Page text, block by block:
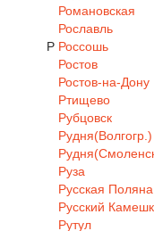
Р
Романовская
Рославль
Россошь
Ростов
Ростов-на-Дону
Ртищево
Рубцовск
Рудня(Волгогр.)
Руза
Русская Поляна
Русский
Рутул